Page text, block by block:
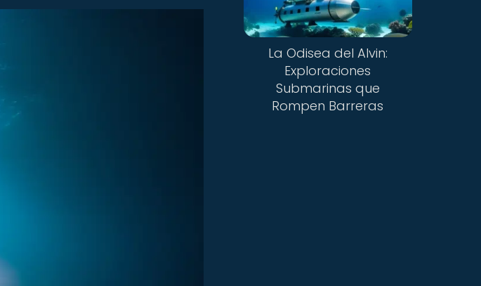
La Odisea del Alvin:
Exploraciones
Submarinas que
Rompen Barreras